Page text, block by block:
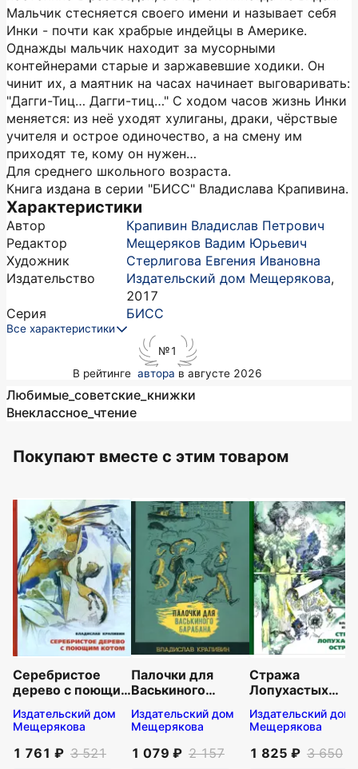
Мальчик стесняется своего имени и называет себя
Инки - почти как храбрые индейцы в Америке.
Однажды мальчик находит за мусорными
контейнерами старые и заржавевшие ходики. Он
чинит их, а маятник на часах начинает выговаривать:
"Дагги-Тиц… Дагги-тиц…" С ходом часов жизнь Инки
меняется: из неё уходят хулиганы, драки, чёрствые
учителя и острое одиночество, а на смену им
приходят те, кому он нужен…
Для среднего школьного возраста.
Книга издана в серии "БИСС" Владислава Крапивина.
Характеристики
Автор
Крапивин Владислав Петрович
Редактор
Мещеряков Вадим Юрьевич
Художник
Стерлигова Евгения Ивановна
Издательство
Издательский дом Мещерякова,
2017
Серия
БИСС
Все характеристики
№1
в рейтингеавтора в августе 2026
Любимые_советские_книжки
Внеклассное_чтение
Покупают вместе c этим товаром
Серебристое
дерево с поющим
котом
Издательский дом
Мещерякова
1 761 3 521
Палочки для
Васькиного
барабана
Издательский дом
Мещерякова
1 079 2 157
Стража
Лопухастых
островов
Издательский дом
Мещерякова
1 825 3 650